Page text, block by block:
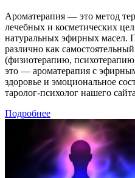
Ароматерапия — это метод
лечебных и косметических
натуральных эфирных масел.
различно как
(физиотерапию,
это — ароматерапия с
здоровье и эмоциональное
таролог-психолог нашего
Подробнее